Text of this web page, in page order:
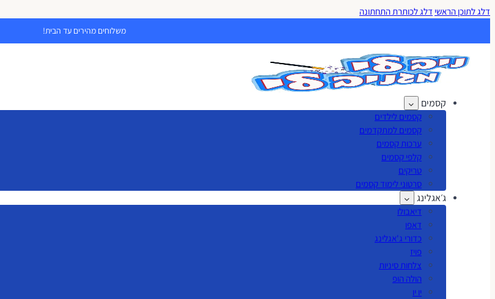
דלג לתוכן הראשי דלג לכותרת התחתונה
משלוחים מהירים עד הבית!
קסמים
קסמים לילדים
קסמים למתקדמים
ערכות קסמים
קלפי קסמים
טריקים
סרטוני לימוד קסמים
ג׳אגלינג
דיאבולו
דאפו
כדורי ג'אגלינג
פויז
צלחות סיניות
הולה הופ
יו יו